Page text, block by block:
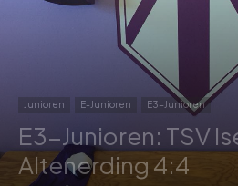
Junioren E-Junioren E3-Junioren
E3-Junioren: TSV
Altenerding 4:4